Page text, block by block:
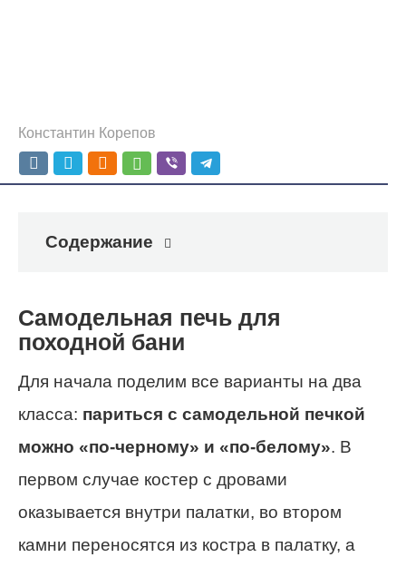
Константин Корепов
Содержание
Самодельная печь для
походной бани
Для начала поделим все варианты на два
класса: париться с самодельной печкой
можно «по-черному» и «по-белому». В
первом случае костер с дровами
оказывается внутри палатки, во втором
камни переносятся из костра в палатку, а